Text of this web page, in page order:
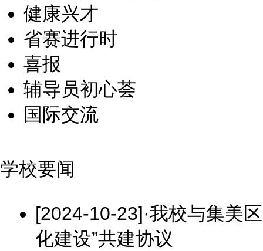
健康兴才
省赛进行时
喜报
辅导员初心荟
国际交流
学校要闻
[2024-10-23]·我校与集美
化建设”共建协议